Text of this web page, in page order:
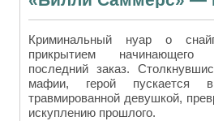
Криминальный нуар о
прикрытием начинающего
последний заказ.
мафии, герой
травмированной девушкой,
искуплению прошлого.